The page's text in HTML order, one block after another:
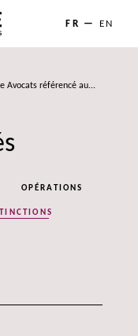
FR EN
Avocats référencé au...
OPÉRATIONS